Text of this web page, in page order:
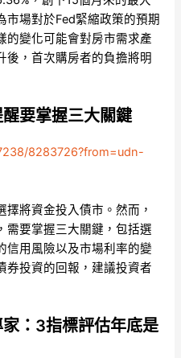
市場對於Fed緊縮政策的預期
的變化可能會對房市需求產
後，首次購房者的負擔將明
要掌握三大關鍵
8283726?from=udn-
將資金投入債市。然而，
需要掌握三大關鍵，包括選
信用風險以及市場利率的變
券投資的回報，建議投資者
：3指標評估年底是